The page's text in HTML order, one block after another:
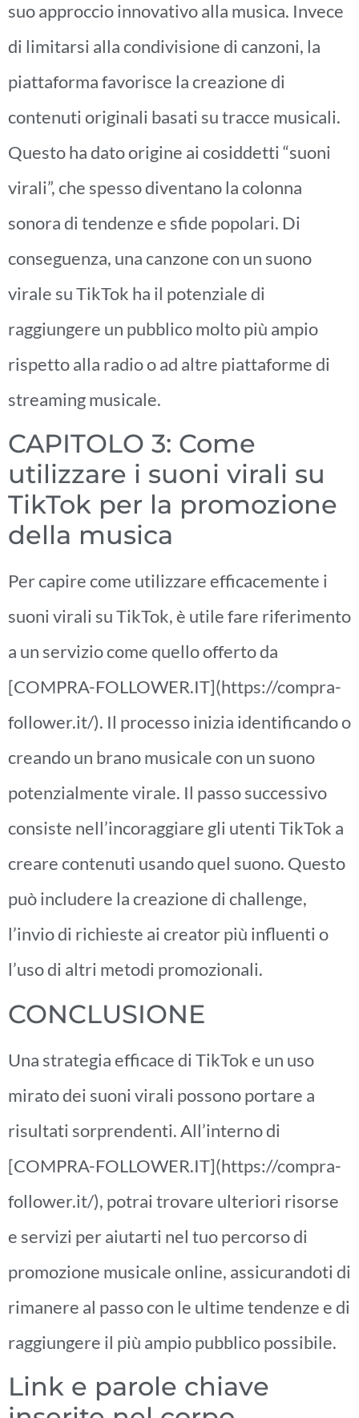
suo approccio innovativo alla musica. Invece
di limitarsi alla condivisione di canzoni, la
piattaforma favorisce la creazione di
contenuti originali basati su tracce musicali.
Questo ha dato origine ai cosiddetti “suoni
virali”, che spesso diventano la colonna
sonora di tendenze e sfide popolari. Di
conseguenza, una canzone con un suono
virale su TikTok ha il potenziale di
raggiungere un pubblico molto più ampio
rispetto alla radio o ad altre piattaforme di
streaming musicale.
CAPITOLO 3: Come
utilizzare i suoni virali su
TikTok per la promozione
della musica
Per capire come utilizzare efficacemente i
suoni virali su TikTok, è utile fare riferimento
a un servizio come quello offerto da
[COMPRA-FOLLOWER.IT](https://compra-
follower.it/). Il processo inizia identificando o
creando un brano musicale con un suono
potenzialmente virale. Il passo successivo
consiste nell’incoraggiare gli utenti TikTok a
creare contenuti usando quel suono. Questo
può includere la creazione di challenge,
l’invio di richieste ai creator più influenti o
l’uso di altri metodi promozionali.
CONCLUSIONE
Una strategia efficace di TikTok e un uso
mirato dei suoni virali possono portare a
risultati sorprendenti. All’interno di
[COMPRA-FOLLOWER.IT](https://compra-
follower.it/), potrai trovare ulteriori risorse
e servizi per aiutarti nel tuo percorso di
promozione musicale online, assicurandoti di
rimanere al passo con le ultime tendenze e di
raggiungere il più ampio pubblico possibile.
Link e parole chiave